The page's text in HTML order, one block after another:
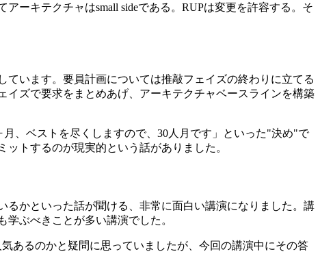
ーキテクチャはsmall sideである。RUPは変更を許容する。そ
います。要員計画については推敲フェイズの終わりに立てる
ズで要求をまとめあげ、アーキテクチャベースラインを構築
、ベストを尽くしますので、30人月です」といった"決め"で
トするのが現実的という話がありました。
るかといった話が聞ける、非常に面白い講演になりました。講
ぶべきことが多い講演でした。
あるのかと疑問に思っていましたが、今回の講演中にその答